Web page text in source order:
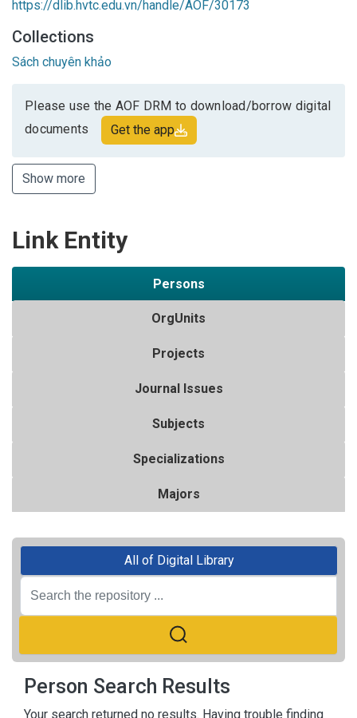
https://dlib.hvtc.edu.vn/handle/AOF/30173
Collections
Sách chuyên khảo
Please use the AOF DRM to download/borrow digital
documents
Get the app
Show more
Link Entity
Persons
OrgUnits
Projects
Journal Issues
Subjects
Specializations
Majors
All of Digital Library
Person Search Results
Your search returned no results. Having trouble finding